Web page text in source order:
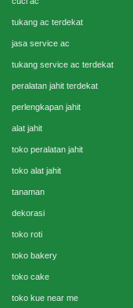
tukang ac terdekat
jasa service ac
tukang service ac terdekat
peralatan jahit terdekat
perlengkapan jahit
alat jahit
toko peralatan jahit
toko alat jahit
tanaman
dekorasi
toko roti
toko bakery
toko cake
toko kue near me